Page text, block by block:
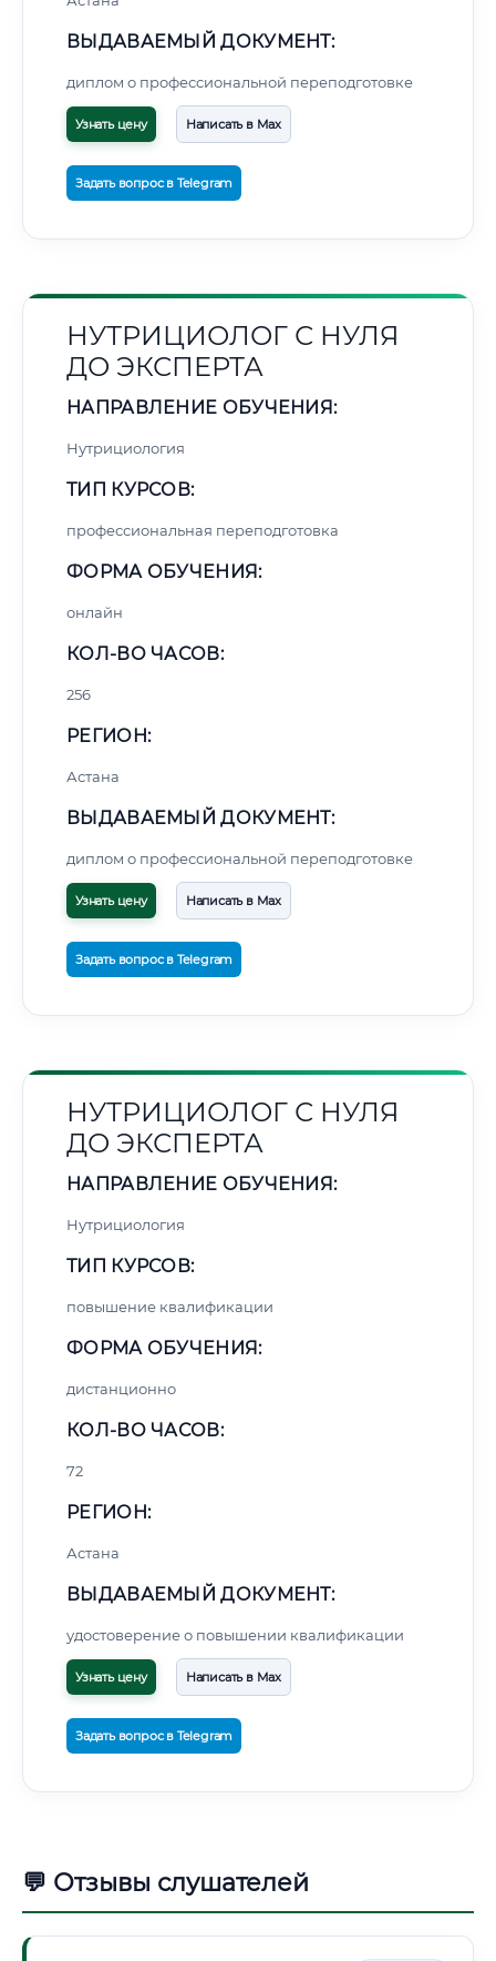
ВЫДАВАЕМЫЙ ДОКУМЕНТ:
диплом о профессиональной переподготовке
Узнать цену Написать в Max
Задать вопрос в Telegram
НУТРИЦИОЛОГ С НУЛЯ
ДО ЭКСПЕРТА
НАПРАВЛЕНИЕ ОБУЧЕНИЯ:
Нутрициология
ТИП КУРСОВ:
профессиональная переподготовка
ФОРМА ОБУЧЕНИЯ:
онлайн
КОЛ-ВО ЧАСОВ:
256
РЕГИОН:
Астана
ВЫДАВАЕМЫЙ ДОКУМЕНТ:
диплом о профессиональной переподготовке
Узнать цену Написать в Max
Задать вопрос в Telegram
НУТРИЦИОЛОГ С НУЛЯ
ДО ЭКСПЕРТА
НАПРАВЛЕНИЕ ОБУЧЕНИЯ:
Нутрициология
ТИП КУРСОВ:
повышение квалификации
ФОРМА ОБУЧЕНИЯ:
дистанционно
КОЛ-ВО ЧАСОВ:
72
РЕГИОН:
Астана
ВЫДАВАЕМЫЙ ДОКУМЕНТ:
удостоверение о повышении квалификации
Узнать цену Написать в Max
Задать вопрос в Telegram
💬 Отзывы слушателей